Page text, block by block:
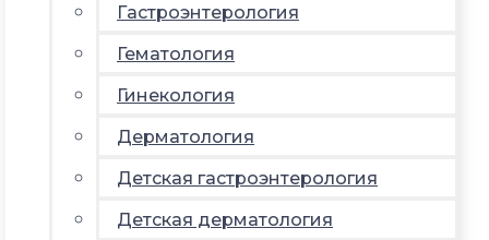
Гастроэнтерология
Гематология
Гинекология
Дерматология
Детская гастроэнтерология
Детская дерматология